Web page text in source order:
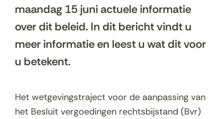
maandag 15 juni actuele informatie
over dit beleid. In dit bericht vindt u
meer informatie en leest u wat dit voor
u betekent.
Het wetgevingstraject voor de aanpassing van
het Besluit vergoedingen rechtsbijstand (Bvr)